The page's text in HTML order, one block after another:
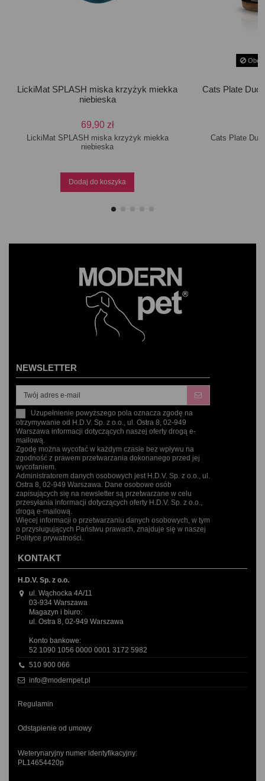
LickiMat SPLASH miska krzyżyk miekka
niebieska
69,90 zł
LickiMat SPLASH miska krzyżyk miekka
niebieska
Dodaj do koszyka
Cats Plate
Cats Plate
NEWSLETTER
Uzupełnienie powyższego pola oznacza zgodę na
otrzymywanie od H.D.V. Sp. z o.o., ul. Ostra 8, 02-949
Warszawa informacji dotyczących naszej oferty drogą e-
mailową.
Zgodę można wycofać w każdym czasie bez wpływu na
zgodność z prawem przetwarzania dokonanego przed jej
wycofaniem.
Administratorem danych osobowych jest H.D.V. Sp. z o.o., ul.
Ostra 8, 02-949 Warszawa. Dane osobowe osób
zapisujących się na newsletter są przetwarzane w celu
przesyłania informacji dotyczących oferty H.D.V. Sp. z o.o.,
drogą e-mailową.
Więcej informacji o przetwarzaniu danych osobowych, w tym
o przysługujących Państwu prawach, znajduje się w naszej
Polityce prywatności.
KONTAKT
H.D.V. Sp. z o.o.
ul. Wąchocka 4A/11
03-934 Warszawa
Magazyn i biuro:
ul. Ostra 8, 02-949 Warszawa
Konto bankowe:
52 1090 1056 0000 0001 3172 5982
510 900 066
info@modernpet.pl
Regulamin
Odstąpienie od umowy
Weterynaryjny numer identyfikacyjny:
PL14654420p